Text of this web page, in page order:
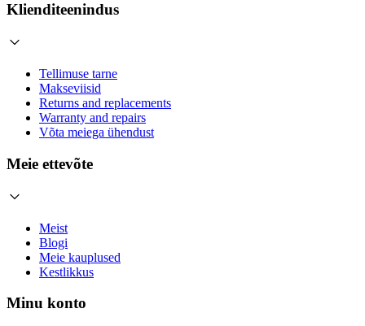
Klienditeenindus
Tellimuse tarne
Makseviisid
Returns and replacements
Warranty and repairs
Võta meiega ühendust
Meie ettevõte
Meist
Blogi
Meie kauplused
Kestlikkus
Minu konto